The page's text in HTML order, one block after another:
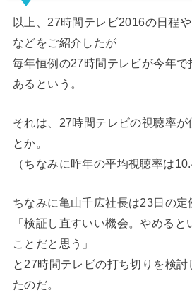
以上、27時間テレビ2016の日程
などをご紹介したが
毎年恒例の27時間テレビが今年で
あるという。
それは、27時間テレビの視聴率
とか。
（ちなみに昨年の平均視聴率は
ちなみに亀山千広社長は23日の定
「検証し直すいい機会。やめる
ことだと思う」
と27時間テレビの打ち切りを検
たのだ。